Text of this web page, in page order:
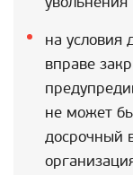
на условия
вправе
не может
досрочный